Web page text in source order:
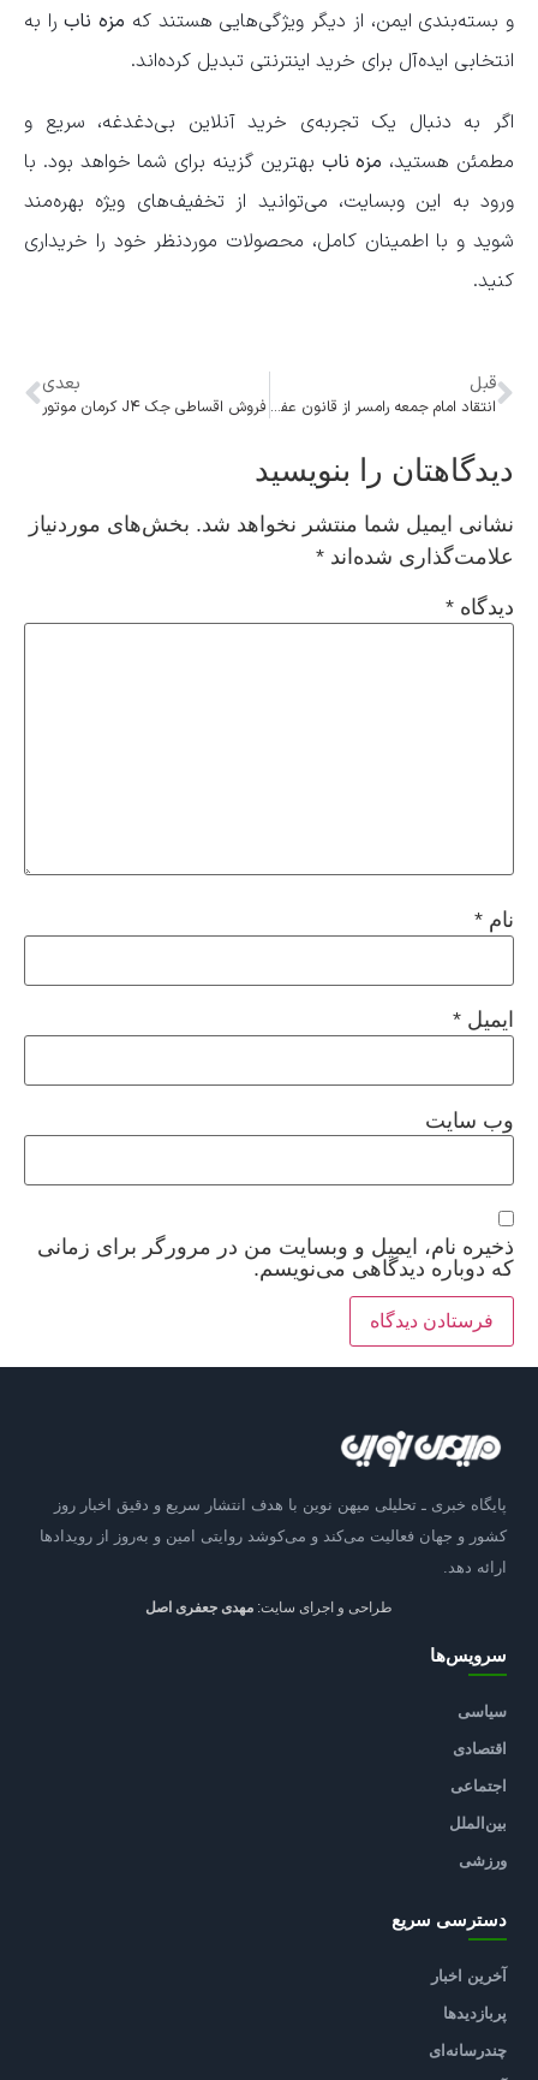
و بسته‌بندی ایمن، از دیگر ویژگی‌هایی هستند که مزه نابرا به
انتخابی ایده‌آل برای خرید اینترنتی تبدیل کرده‌اند.
اگر به دنبال یک تجربه‌ی خرید آنلاین بی‌دغدغه، سریع و
مطمئن هستید، مزه ناب بهترین گزینه برای شما خواهد بود. با
ورود به این وبسایت، می‌توانید از تخفیف‌های ویژه بهره‌مند
شوید و با اطمینان کامل، محصولات موردنظر خود را خریداری
کنید.
قبل
انتقاد امام جمعه رامسر از قانون عفاف و حجاب: جریمه نقدی توهین به حکم شرعی است
بعدی
فروش اقساطی جک J۴ کرمان موتور
دیدگاهتان را بنویسید
نشانی ایمیل شما منتشر نخواهد شد. بخش‌های موردنیاز
علامت‌گذاری شده‌اند *
دیدگاه *
نام *
ایمیل *
وب‌ سایت
ذخیره نام، ایمیل و وبسایت من در مرورگر برای زمانی
که دوباره دیدگاهی می‌نویسم.
پایگاه خبری ـ تحلیلی میهن نوین با هدف انتشار سریع و دقیق اخبار روز
کشور و جهان فعالیت می‌کند و می‌کوشد روایتی امین و به‌روز از رویدادها
ارائه دهد.
طراحی و اجرای سایت: مهدی جعفری اصل
سرویس‌ها
سیاسی
اقتصادی
اجتماعی
بین‌الملل
ورزشی
دسترسی سریع
آخرین اخبار
پربازدیدها
چندرسانه‌ای